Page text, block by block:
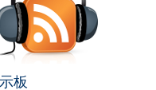
板